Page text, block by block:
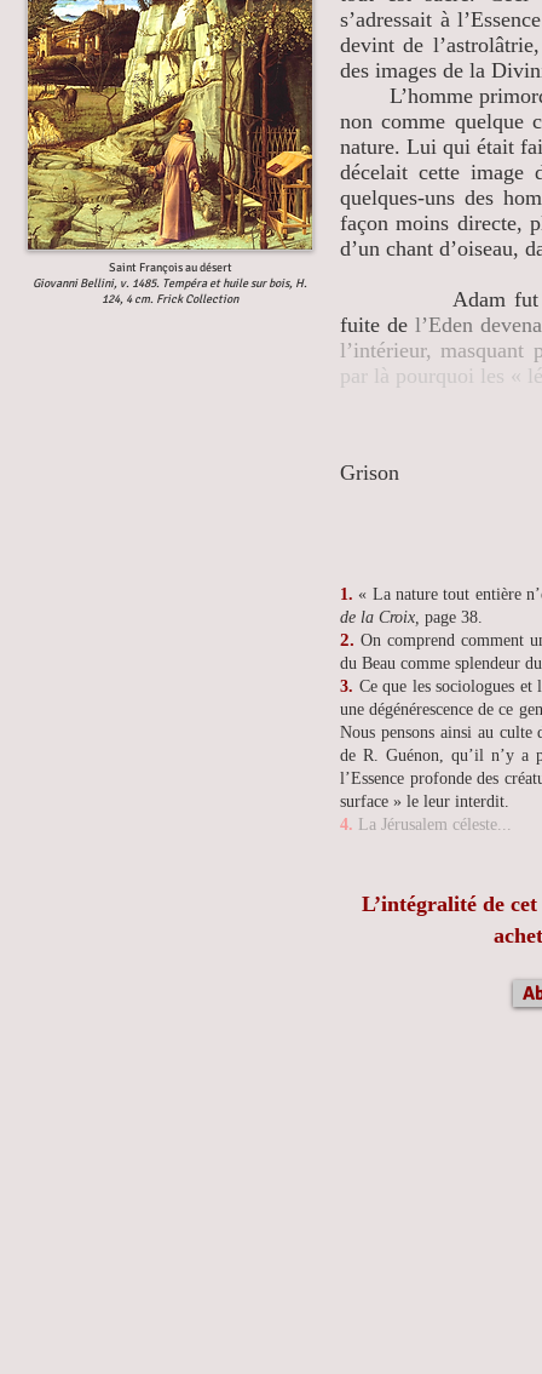
Saint François au désert
Giovanni Bellini, v. 1485. Tempéra et huile sur bois, H.
124, 4 cm. Frick Collection
s’adressait à
devint de
des images de la
L’homme
non comme quelque
nature. Lui qui était
décelait cette image
quelques-uns des
façon moins directe,
d’un chant d’oiseau,
Adam fut chassé
fuite de l’Eden
l’intérieur, masquant
par là pourquoi les «
Grison
1.« La nature tout entière
de la Croix, page 38.
2. On comprend comment
du Beau comme splendeur
3. Ce que les sociologues
une dégénérescence de ce
Nous pensons ainsi au culte
de R. Guénon, qu’il n’y a
l’Essence profonde des
surface » le leur interdit.
4. La Jérusalem céleste...
L’intégralité de